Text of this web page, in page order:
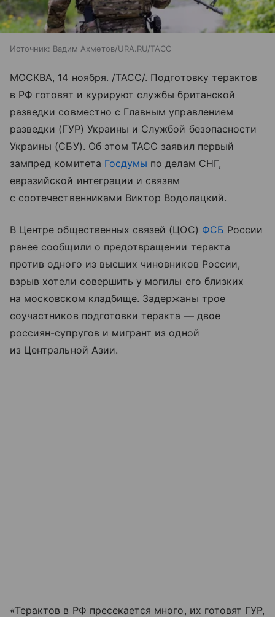
Источник: Вадим Ахметов/URA.RU/ТАСС
МОСКВА, 14 ноября. /ТАСС/. Подготовку терактов
в РФ готовят и курируют службы британской
разведки совместно с Главным управлением
разведки (ГУР) Украины и Службой безопасности
Украины (СБУ). Об этом ТАСС заявил первый
зампред комитета Госдумы по делам СНГ,
евразийской интеграции и связям
с соотечественниками Виктор Водолацкий.
В Центре общественных связей (ЦОС) ФСБ России
ранее сообщили о предотвращении теракта
против одного из высших чиновников России,
взрыв хотели совершить у могилы его близких
на московском кладбище. Задержаны трое
соучастников подготовки теракта — двое
россиян-супругов и мигрант из одной
из Центральной Азии.
«Терактов в РФ пресекается много, их готовят ГУР,